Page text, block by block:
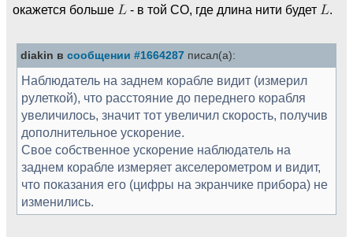
окажется больше
- в той СО, где длина нити будет .
diakin в сообщении #1664287 писал(а):
Наблюдатель на заднем корабле видит (измерил
рулеткой), что расстояние до переднего корабля
увеличилось, значит тот увеличил скорость, получив
дополнительное ускорение.
Свое собственное ускорение наблюдатель на
заднем корабле измеряет акселерометром и видит,
что показания его (цифры на экранчике прибора) не
изменились.